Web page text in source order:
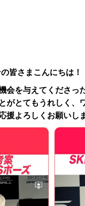
の皆さまこんにちは
会を与えてくださっ
がとてもうれしく
援よろしくお願いし